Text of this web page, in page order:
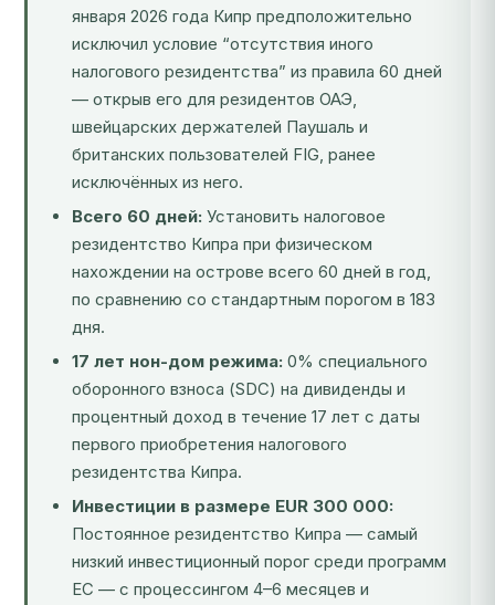
января 2026 года Кипр предположительно
исключил условие “отсутствия иного
налогового резидентства” из правила 60 дней
— открыв его для резидентов ОАЭ,
швейцарских держателей Паушаль и
британских пользователей FIG, ранее
исключённых из него.
Всего 60 дней: Установить налоговое
резидентство Кипра при физическом
нахождении на острове всего 60 дней в год,
по сравнению со стандартным порогом в 183
дня.
17 лет нон-дом режима: 0% специального
оборонного взноса (SDC) на дивиденды и
процентный доход в течение 17 лет с даты
первого приобретения налогового
резидентства Кипра.
Инвестиции в размере EUR 300 000:
Постоянное резидентство Кипра — самый
низкий инвестиционный порог среди программ
ЕС — с процессингом 4–6 месяцев и